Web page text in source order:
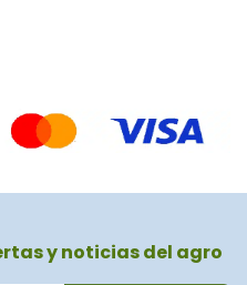
y noticias del agro